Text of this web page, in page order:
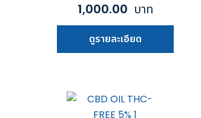
1,000.00 บาท
ดูรายละเอียด